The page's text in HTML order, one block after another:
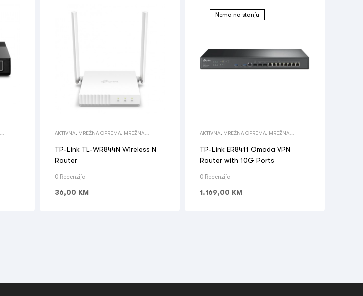
AKTIVNA, MREŽNA OPREMA, MREŽNA
TP-Link TL-WR844N Wireless N
Router
0 Recenzija
36,00 KM
Nema na stanju
AKTIVNA, MREŽNA OPREMA, MREŽNA
TP-Link ER8411 Omada VPN
Router with 10G Ports
0 Recenzija
1.169,00 KM